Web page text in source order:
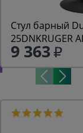
Стул барный
25DNKRUGER
велюр (MJ9-75)
9 363